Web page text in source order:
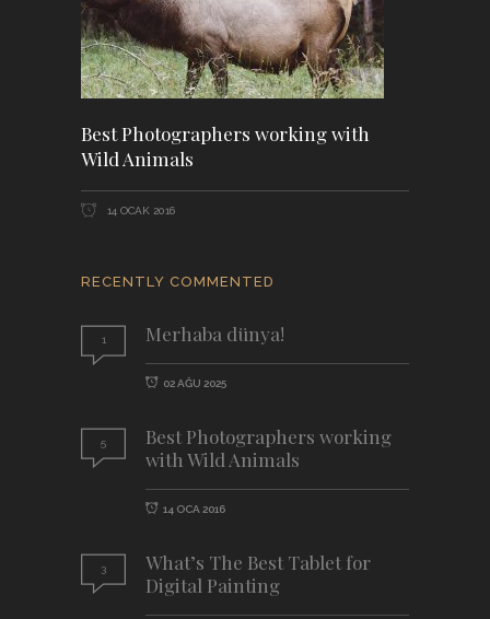
Best Photographers working with
Wild Animals
14 OCAK 2016
RECENTLY COMMENTED
1 Merhaba dünya!
02 AĞU 2025
5
Best Photographers working
with Wild Animals
14 OCA 2016
3
What’s The Best Tablet for
Digital Painting